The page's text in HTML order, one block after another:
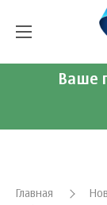
Ваше
Главная